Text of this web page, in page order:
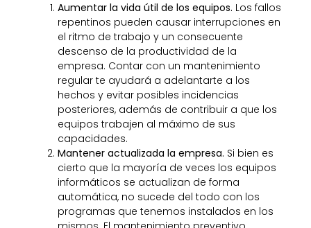
Aumentar la vida útil de los equipos. Los fallos
repentinos pueden causar interrupciones en
el ritmo de trabajo y un consecuente
descenso de la productividad de la
empresa. Contar con un mantenimiento
regular te ayudará a adelantarte a los
hechos y evitar posibles incidencias
posteriores, además de contribuir a que los
equipos trabajen al máximo de sus
capacidades.
Mantener actualizada la empresa. Si bien es
cierto que la mayoría de veces los equipos
informáticos se actualizan de forma
automática, no sucede del todo con los
programas que tenemos instalados en los